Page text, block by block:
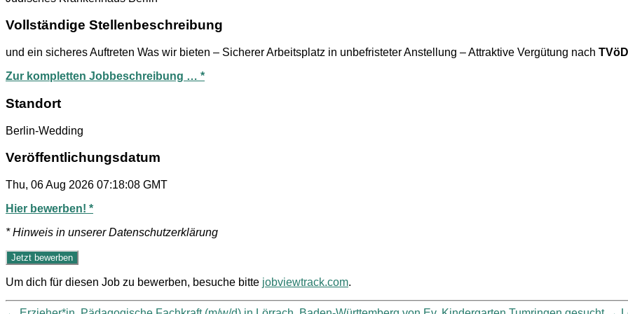
Vollständige Stellenbeschreibung
und ein sicheres Auftreten​ Was wir bieten – Sicherer Arbeitsplatz in unbefristeter Anstellung – Attraktive Vergütung nach TVöD
Zur kompletten Jobbeschreibung … *
Standort
Berlin-Wedding
Veröffentlichungsdatum
Thu, 06 Aug 2026 07:18:08 GMT
Hier bewerben! *
* Hinweis in unserer Datenschutzerklärung
Um dich für diesen Job zu bewerben, besuche bitte jobviewtrack.com.